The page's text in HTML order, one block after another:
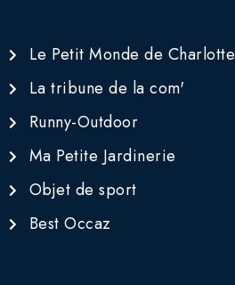
Le Petit Monde de Charlotte
La tribune de la com'
Runny-Outdoor
Ma Petite Jardinerie
Objet de sport
Best Occaz